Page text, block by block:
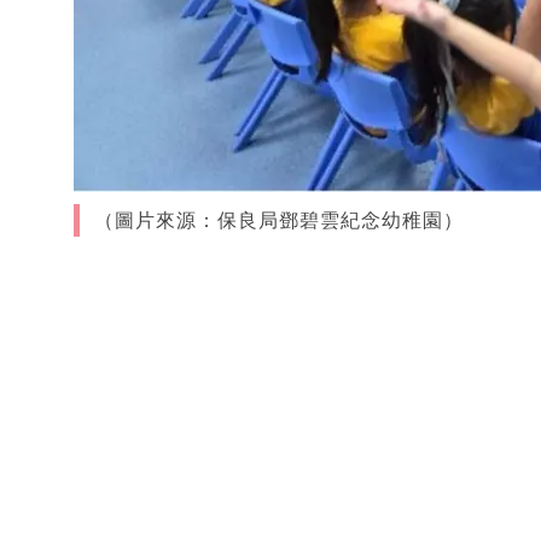
（圖片來源：保良局鄧碧雲紀念幼稚園）